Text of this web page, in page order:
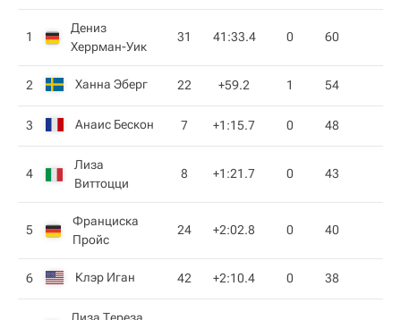
1
Дениз
Херрман-Уик
31 41:33.4 0 60
2 Ханна Эберг 22 +59.2 1 54
3 Анаис Бескон 7 +1:15.7 0 48
4
Лиза
Виттоцци
8 +1:21.7 0 43
5
Франциска
Пройс
24 +2:02.8 0 40
6 Клэр Иган 42 +2:10.4 0 38